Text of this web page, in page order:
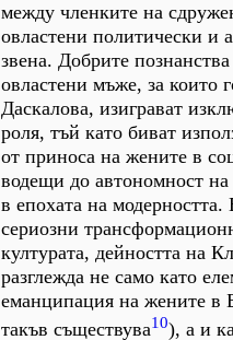
между членките на
овластени политически и
звена. Добрите
овластени мъже, за които
Даскалова, изиграват
роля, тъй като биват
от приноса на жените в
водещи до автономност на
в епохата на модерността.
сериозни
културата, дейността на
разглежда не само като
еманципация на жените в
такъв съществува10), а и